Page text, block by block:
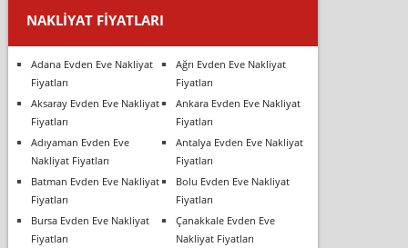
NAKLIYAT FIYATLARI
Adana Evden Eve Nakliyat
Fiyatları
Ağrı Evden Eve Nakliyat
Fiyatları
Aksaray Evden Eve Nakliyat
Fiyatları
Ankara Evden Eve Nakliyat
Fiyatları
Adıyaman Evden Eve
Nakliyat Fiyatları
Antalya Evden Eve Nakliyat
Fiyatları
Batman Evden Eve Nakliyat
Fiyatları
Bolu Evden Eve Nakliyat
Fiyatları
Bursa Evden Eve Nakliyat
Fiyatları
Çanakkale Evden Eve
Nakliyat Fiyatları